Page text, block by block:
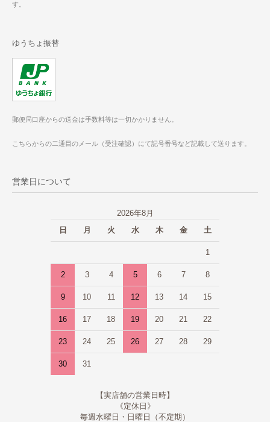
す。
ゆうちょ振替
郵便局口座からの送金は手数料等は一切かかりません。
こちらからの二通目のメール（受注確認）にて記号番号など記載して送ります。
営業日について
2026年8月
日
月 火 水 木 金 土
1
2 3 4 5 6 7 8
9 10 11 12 13 14 15
16 17 18 19 20 21 22
23 24 25 26 27 28 29
30 31
【実店舗の営業日時】
《定休日》
毎週水曜日・日曜日（不定期）